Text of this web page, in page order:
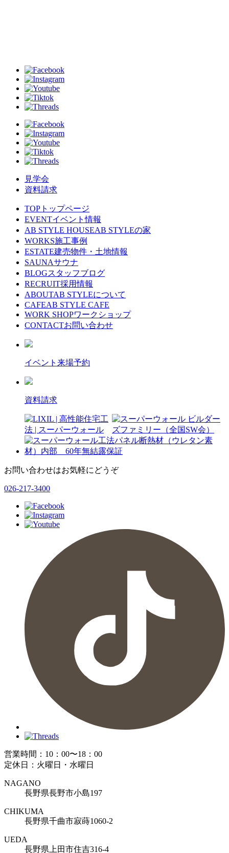
見学会
資料請求
TOP トップページ
EVENTイベント情報
AB STYLE HOUSEAB STYLEの家
WORKS施工事例
ESTATE建売物件・土地情報
SAUNAサウナ
BLOGスタッフブログ
RECRUIT採用情報
ABOUTAB STYLEについて
CAFEAB STYLE CAFE
WORK SHOPワークショップ
CONTACTお問い合わせ
イベント来場予約
資料請求
お問い合わせはお気軽にどうぞ
026-217-3400
営業時間：10：00〜18：00
定休日：火曜日・水曜日
NAGANO
長野県長野市小島197
CHIKUMA
長野県千曲市寂蒔1060-2
UEDA
長野県上田市住吉316-4